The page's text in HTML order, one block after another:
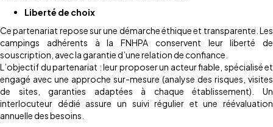
Liberté de choix
Ce partenariat repose sur une démarche éthique et transparente. Les
campings adhérents à la FNHPA conservent leur liberté de
souscription, avec la garantie d’une relation de confiance.
L’objectif du partenariat : leur proposer un acteur fiable, spécialisé et
engagé avec une approche sur-mesure (analyse des risques, visites
de sites, garanties adaptées à chaque établissement). Un
interlocuteur dédié assure un suivi régulier et une réévaluation
annuelle des besoins.